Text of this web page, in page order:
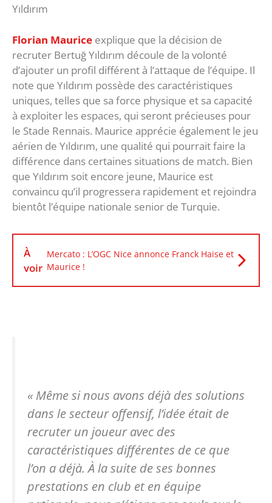
Yıldırım
Florian Maurice explique que la décision de
recruter Bertuğ Yıldırım découle de la volonté
d’ajouter un profil différent à l’attaque de l’équipe. Il
note que Yıldırım possède des caractéristiques
uniques, telles que sa force physique et sa capacité
à exploiter les espaces, qui seront précieuses pour
le Stade Rennais. Maurice apprécie également le jeu
aérien de Yıldırım, une qualité qui pourrait faire la
différence dans certaines situations de match. Bien
que Yıldırım soit encore jeune, Maurice est
convaincu qu’il progressera rapidement et rejoindra
bientôt l’équipe nationale senior de Turquie.
À
voir
Mercato : L’OGC Nice annonce Franck Haise et
Maurice !
« Même si nous avons déjà des solutions
dans le secteur offensif, l’idée était de
recruter un joueur avec des
caractéristiques différentes de ce que
l’on a déjà. À la suite de ses bonnes
prestations en club et en équipe